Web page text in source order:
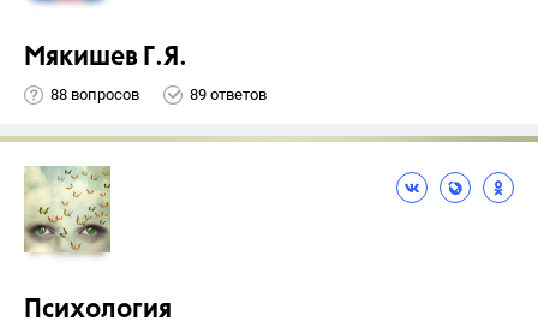
Мякишев Г.Я.
88 вопросов 89 ответов
Психология